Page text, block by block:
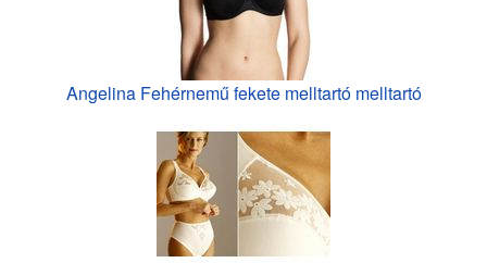
Angelina Fehérnemű fekete melltartó melltartó